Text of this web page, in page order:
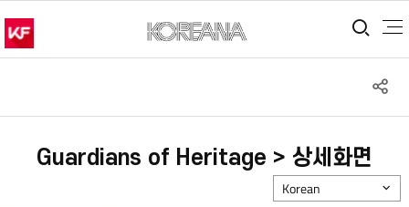
통
Guardians of Heritage > 상세화면
Korean